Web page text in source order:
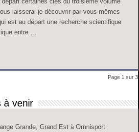
laisserai-je découvrir par vous-mêmes
est au départ une recherche scientifique
entre …
Page 1 sur 3
à venir
Grande, Grand Est à Omnisport